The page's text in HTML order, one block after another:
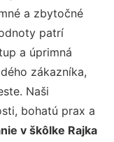
a zbytočné
patrí
a úprimná
zákazníka,
Naši
bohatú prax a
v škôlke Rajka